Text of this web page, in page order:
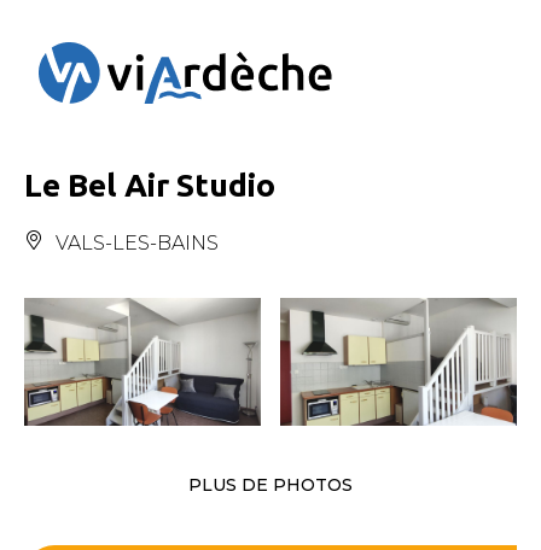
Le Bel Air Studio
VALS-LES-BAINS
PLUS DE PHOTOS